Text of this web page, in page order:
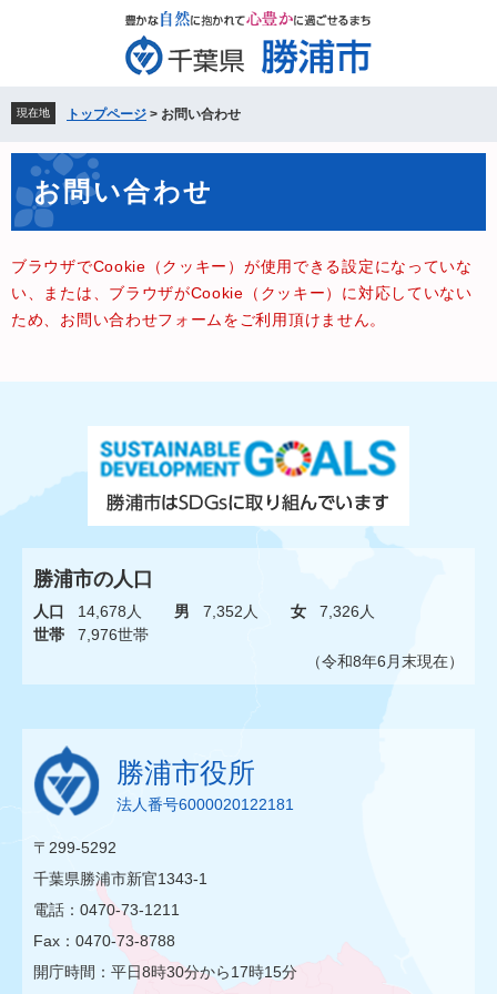
先
頭
で
を
飛
ば
本
へ
現在地 トップページ > お問い合わせ
文 お問い合わせ
ブラウザでCookie（クッキー）が使用できる設定になっていな
い、または、ブラウザがCookie（クッキー）に対応していない
ため、お問い合わせフォームをご利用頂けません。
勝浦市の人口
人口 14,678人 男 7,352人 女
7,326人
世帯
7,976世帯
（令和8年6月末現在）
勝浦市役所
法人番号6000020122181
〒299-5292
千葉県勝浦市新官1343-1
電話：0470-73-1211
Fax：0470-73-8788
開庁時間：平日8時30分から17時15分